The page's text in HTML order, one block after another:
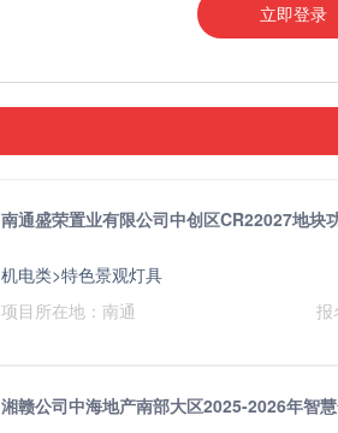
立即登录
南通盛荣置业有限公司中创区CR22027地块
机电类>特色景观灯具
项目所在地：南通
报
湘赣公司中海地产南部大区2025-2026年智